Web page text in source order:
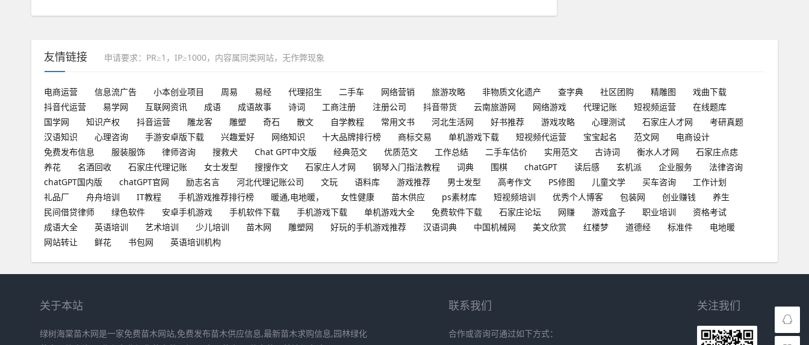
友情链接 申请要求：PR≥1，IP≥1000，内容属同类网站，无作弊现象
电商运营 信息流广告 小本创业项目 周易 易经 代理招生 二手车 网络营销 旅游攻略 非物质文化遗产 查字典 社区团购 精雕图
戏曲下载
抖音代运营
易学网 互联网资讯 成语 成语故事 诗词 工商注册 注册公司 抖音带货 云南旅游网 网络游戏 代理记账 短视频运营
在线题库
国学网
知识产权 抖音运营 雕龙客 雕塑 奇石 散文 自学教程 常用文书 河北生活网 好书推荐 游戏攻略 心理测试 石家庄人才网
考研真题
汉语知识
心理咨询 手游安卓版下载 兴趣爱好 网络知识 十大品牌排行榜 商标交易 单机游戏下载 短视频代运营 宝宝起名 范文网
电商设计
免费发布信息
服装服饰 律师咨询 搜救犬 Chat GPT中文版 经典范文 优质范文 工作总结 二手车估价 实用范文 古诗词 衡水人才网
石家庄点痣
养花
名酒回收 石家庄代理记账 女士发型 搜搜作文 石家庄人才网 钢琴入门指法教程 词典 围棋 chatGPT 读后感 玄机派 企业服务
法律咨询
chatGPT国内版
chatGPT官网 励志名言 河北代理记账公司 文玩 语料库 游戏推荐 男士发型 高考作文 PS修图 儿童文学 买车咨询
工作计划
礼品厂
舟舟培训 IT教程 手机游戏推荐排行榜 暖通,电地暖， 女性健康 苗木供应 ps素材库 短视频培训 优秀个人博客 包装网 创业赚钱
养生
民间借贷律师
绿色软件 安卓手机游戏 手机软件下载 手机游戏下载 单机游戏大全 免费软件下载 石家庄论坛 网赚 游戏盒子 职业培训
资格考试
成语大全
英语培训 艺术培训 少儿培训 苗木网 雕塑网 好玩的手机游戏推荐 汉语词典 中国机械网 美文欣赏 红楼梦 道德经 标准件
电地暖
网站转让
鲜花 书包网 英语培训机构
关于本站
绿树海棠苗木网是一家免费苗木网站,免费发布苗木供应信息,最新苗木求购信息,园林绿化
联系我们
合作或咨询可通过如下方式：
关注我们